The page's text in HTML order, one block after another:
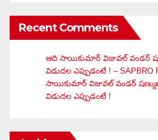
Recent Comments
ఆది సాయికుమార్ విజువ‌ల్ వండ‌ర్
విడుదల ఎప్పుడంటే ! – SAPBRO
సాయికుమార్ విజువ‌ల్ వండ‌ర్
విడుదల ఎప్పుడంటే !